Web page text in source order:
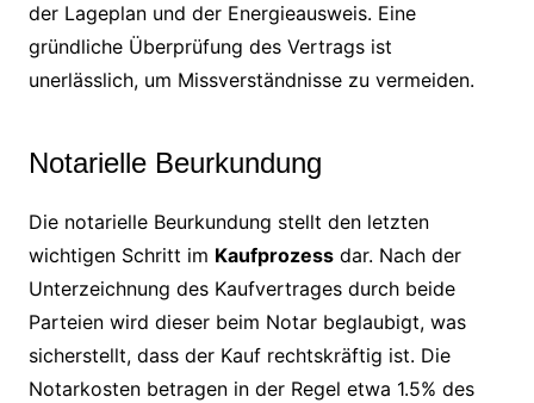
der Lageplan und der Energieausweis. Eine
gründliche Überprüfung des Vertrags ist
unerlässlich, um Missverständnisse zu vermeiden.
Notarielle Beurkundung
Die notarielle Beurkundung stellt den letzten
wichtigen Schritt im Kaufprozessdar. Nach der
Unterzeichnung des Kaufvertrages durch beide
Parteien wird dieser beim Notar beglaubigt, was
sicherstellt, dass der Kauf rechtskräftig ist. Die
Notarkosten betragen in der Regel etwa 1.5% des